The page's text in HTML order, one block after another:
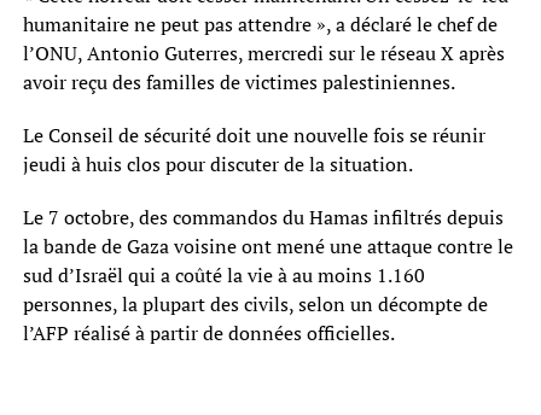
humanitaire ne peut pas attendre », a déclaré le chef de
l’ONU, Antonio Guterres, mercredi sur le réseau X après
avoir reçu des familles de victimes palestiniennes.
Le Conseil de sécurité doit une nouvelle fois se réunir
jeudi à huis clos pour discuter de la situation.
Le 7 octobre, des commandos du Hamas infiltrés depuis
la bande de Gaza voisine ont mené une attaque contre le
sud d’Israël qui a coûté la vie à au moins 1.160
personnes, la plupart des civils, selon un décompte de
l’AFP réalisé à partir de données officielles.